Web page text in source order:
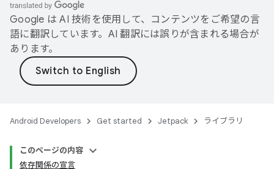
Google は AI 技術を使用して、コンテンツをご希望の言
語に翻訳しています。AI 翻訳には誤りが含まれる場合が
あります。
Android Developers Get started Jetpack ライブラリ
このページの内容
依存関係の宣言